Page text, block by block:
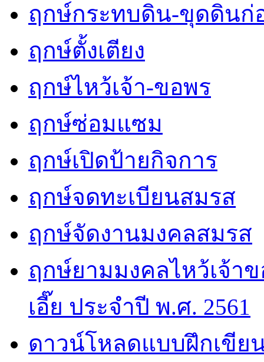
ฤกษ์กระทบดิน-ขุดดินก่
ฤกษ์ตั้งเตียง
ฤกษ์ไหว้เจ้า-ขอพร
ฤกษ์ซ่อมแซม
ฤกษ์เปิดป้ายกิจการ
ฤกษ์จดทะเบียนสมรส
ฤกษ์จัดงานมงคลสมรส
ฤกษ์ยามมงคลไหว้เจ้า
เอี๊ย ประจำปี พ.ศ. 2561
ดาวน์โหลดแบบฝึกเขีย